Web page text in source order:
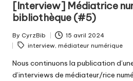
[Interview] Médiatrice
bibliothèque (#5)
Posted
by
By CyrzBib 15 avril 2024
Tags:
interview, médiateur numérique
Nous continuons la publication
d’interviews de médiateur/rice